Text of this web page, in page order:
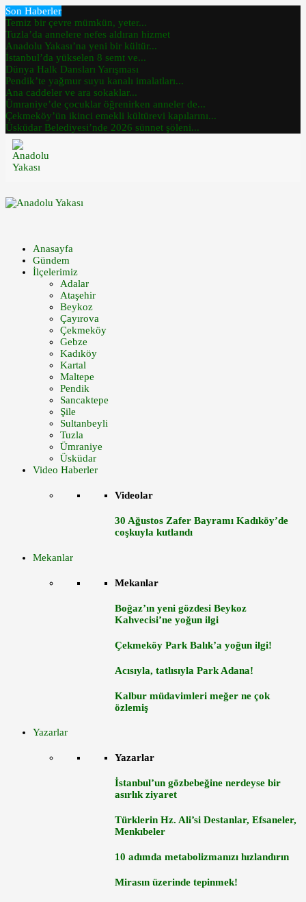
Son Haberler
Temiz bir çevre mümkün, yeter...
Tuzla’da annelere nefes aldıran hizmet
Anadolu Yakası’na yeni bir kültür...
İstanbul’da yükselen 8 semt ve...
Dünya Halk Dansları Yarışması
Pendik’te yağmur suyu kanalı imalatları...
Ana caddeler ve ara sokaklar...
Ümraniye’de çocuklar öğrenirken anneler de...
Çekmeköy’ün ikinci emekli kültürevi kapılarını...
Üsküdar Belediyesi’nde 2026 sünnet şöleni...
Anasayfa
Gündem
İlçelerimiz
Adalar
Ataşehir
Beykoz
Çayırova
Çekmeköy
Gebze
Kadıköy
Kartal
Maltepe
Pendik
Sancaktepe
Şile
Sultanbeyli
Tuzla
Ümraniye
Üsküdar
Video Haberler
Videolar
30 Ağustos Zafer Bayramı Kadıköy’de
coşkuyla kutlandı
Mekanlar
Mekanlar
Boğaz’ın yeni gözdesi Beykoz
Kahvecisi’ne yoğun ilgi
Çekmeköy Park Balık’a yoğun ilgi!
Acısıyla, tatlısıyla Park Adana!
Kalbur müdavimleri meğer ne çok
özlemiş
Yazarlar
Yazarlar
İstanbul’un gözbebeğine nerdeyse bir
asırlık ziyaret
Türklerin Hz. Ali’si Destanlar, Efsaneler,
Menkıbeler
10 adımda metabolizmanızı hızlandırın
Mirasın üzerinde tepinmek!